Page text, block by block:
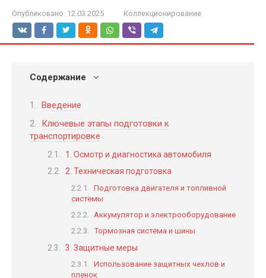
Опубликовано: 12.03.2025 Коллекционирование
Содержание
Введение
Ключевые этапы подготовки к
транспортировке
1. Осмотр и диагностика автомобиля
2. Техническая подготовка
Подготовка двигателя и топливной
системы
Аккумулятор и электрооборудование
Тормозная система и шины
3. Защитные меры
Использование защитных чехлов и
пленок